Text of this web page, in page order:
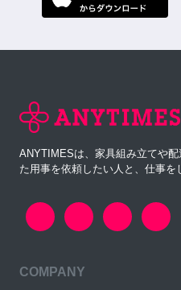
ANYTIMESは、家具組み立てや
た用事を依頼したい人と、仕事を
COMPANY